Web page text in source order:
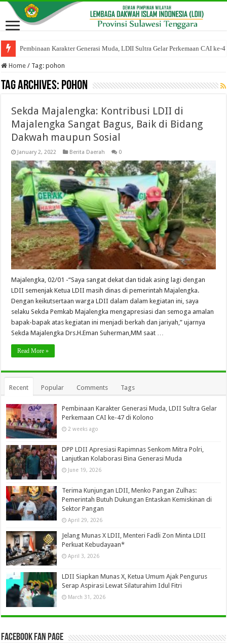
Pembinaan Karakter Generasi Muda, LDII Sultra Gelar Perkemaan CAI ke-
Home / Tag:pohon
Tag Archives: pohon
Sekda Majalengka: Kontribusi LDII di
Majalengka Sangat Bagus, Baik di Bidang
Dakwah maupun Sosial
January 2, 2022 Berita Daerah 0
Majalengka, 02/01 -“Saya sangat dekat dan tidak asing lagi dengan
LDII semenjak Ketua LDII masih dinas di pemerintah Majalengka.
Dengan keikutsertaan warga LDII dalam dalam kegiatan ini, saya
selaku Sekda Pemkab Majalengka mengapresiasi dan semoga amalan
bapak-bapak atas kegiatan ini menjadi berkah dan jariyah,” ujarnya
Sekda Majalengka Drs.H.Eman Suherman,MM saat …
Read More »
Recent Popular Comments Tags
Pembinaan Karakter Generasi Muda, LDII Sultra Gelar
Perkemaan CAI ke-47 di Kolono
2 weeks ago
DPP LDII Apresiasi Rapimnas Senkom Mitra Polri,
Lanjutkan Kolaborasi Bina Generasi Muda
June 19, 2026
Terima Kunjungan LDII, Menko Pangan Zulhas:
Pemerintah Butuh Dukungan Entaskan Kemiskinan di
Sektor Pangan
April 29, 2026
Jelang Munas X LDII, Menteri Fadli Zon Minta LDII
Perkuat Kebudayaan*
April 3, 2026
LDII Siapkan Munas X, Ketua Umum Ajak Pengurus
Serap Aspirasi Lewat Silaturahim Idul Fitri
March 31, 2026
Facebook Fan Page